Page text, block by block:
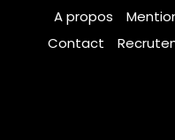
A propos
Contact